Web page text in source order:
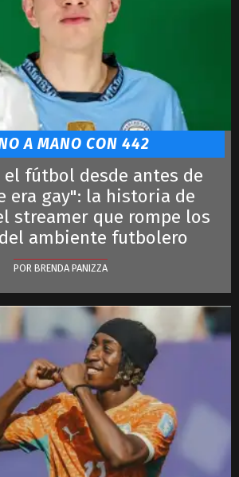
A MANO CON 442
el fútbol desde antes de
era gay": la historia de
streamer que rompe los
ambiente futbolero
POR BRENDA PANIZZA